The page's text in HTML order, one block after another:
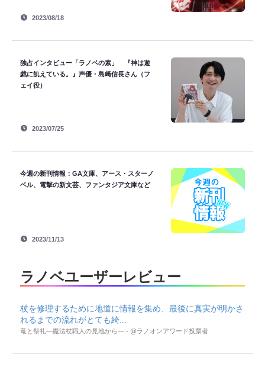
2023/08/18
独占インタビュー「ラノベの素」 『神は遊
戯に飢えている。』声優・島﨑信長さん（フ
ェイ役）
2023/07/25
今週の新刊情報：GA文庫、アース・スターノ
ベル、電撃の新文芸、ファンタジア文庫など
2023/11/13
ラノベユーザーレビュー
杖を修理するために地道に情報を集め、最後に真実が明かさ
れるまでの流れがとても綺...
竜と祭礼―魔法杖職人の見地から― - @ラノオンアワード投票者